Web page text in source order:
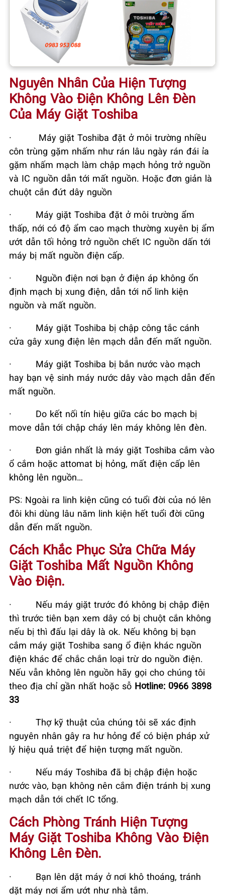
Nguyên Nhân Của Hiện Tượng
Không Vào Điện Không Lên Đèn
Của Máy Giặt Toshiba
·
Máy giặt Toshiba đặt ở môi trường nhiều
côn trùng gặm nhấm như rán lâu ngày rán đái ỉa
gặm nhấm mạch làm chập mạch hỏng trở nguồn
và IC nguồn dẫn tới mất nguồn. Hoặc đơn giản là
chuột cắn đứt dây nguồn
· Máy giặt Toshiba đặt ở môi trường ẩm
thấp, nới có độ ẩm cao mạch thường xuyên bị ẩm
ướt dẫn tối hỏng trở nguồn chết IC nguồn dấn tới
máy bị mất nguồn điện cấp.
· Nguồn điện nơi bạn ở điện áp không ổn
định mạch bị xung điện, dẫn tới nổ linh kiện
nguồn và mất nguồn.
· Máy giặt Toshiba bị chập công tắc cánh
cửa gây xung điện lên mạch dẫn đến mất nguồn.
· Máy giặt Toshiba bị bắn nước vào mạch
hay bạn vệ sinh máy nước dây vào mạch dẫn đến
mất nguồn.
· Do kết nối tín hiệu giữa các bo mạch bị
move dẫn tới chập cháy lên máy không lên đèn.
· Đơn giản nhất là máy giặt Toshiba cắm vào
ổ cắm hoặc attomat bị hỏng, mất điện cấp lên
không lên nguồn…
PS: Ngoài ra linh kiện cũng có tuổi đời của nó lên
đôi khi dùng lâu năm linh kiện hết tuổi đời cũng
dẫn đến mất nguồn.
Cách Khắc Phục Sửa Chữa Máy
Giặt Toshiba Mất Nguồn Không
Vào Điện.
· Nếu máy giặt trước đó không bị chập điện
thì trước tiên bạn xem dây có bị chuột cắn không
nếu bị thì đấu lại dây là ok. Nếu không bị bạn
cắm máy giặt Toshiba sang ổ điện khác nguồn
điện khác để chắc chắn loại trừ do nguồn điện.
Nếu vẫn không lên nguồn hãy gọi cho chúng tôi
theo địa chỉ gần nhất hoặc sỗ Hotline: 0966 3898
33
· Thợ kỹ thuật của chúng tôi sẽ xác định
nguyên nhân gây ra hư hỏng để có biện pháp xử
lý hiệu quả triệt để hiện tượng mất nguồn.
· Nếu máy Toshiba đã bị chập điện hoặc
nước vào, bạn không nên cắm điện tránh bị xung
mạch dẫn tới chết IC tổng.
Cách Phòng Tránh Hiện Tượng
Máy Giặt Toshiba Không Vào Điện
Không Lên Đèn.
· Bạn lên dặt máy ở nơi khô thoáng, tránh
dặt máy nơi ẩm ướt như nhà tắm.